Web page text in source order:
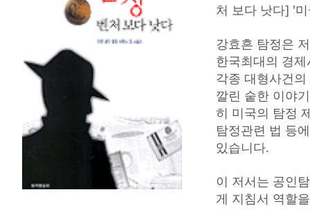
처 보다 낫다] '
강효흔 탐정은
한국최대의 경
각종 대형사건
깔린 숱한 이야
히 미국의 탐정
탐정관련 법 등
있습니다.
이 저서는 공인
게 지침서 역할